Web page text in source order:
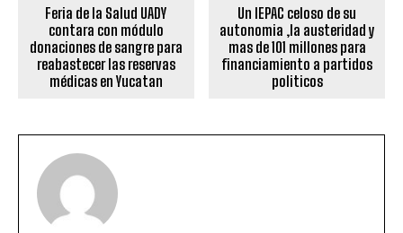
Feria de la Salud UADY
contara con módulo
donaciones de sangre para
reabastecer las reservas
médicas en Yucatan
Un IEPAC celoso de su
autonomia ,la austeridad y
mas de 101 millones para
financiamiento a partidos
politicos